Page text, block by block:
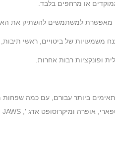
או מרחפים בלבד.
למשתמשים להשתיק את האתר
משמעויות של ביטויים, ראשי תיבות,
רבות אחרות.
ביותר עבורם, עם כמה שפחות